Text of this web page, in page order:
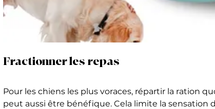
Fractionner les repas
Pour les chiens les plus voraces, répartir la ration
peut aussi être bénéfique. Cela limite la sensation